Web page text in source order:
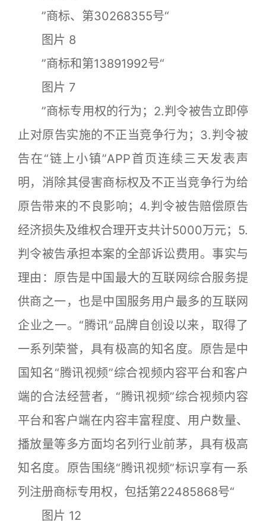
”商标、第30268355号“
图片 8
”商标和第13891992号“
图片 7
”商标专用权的行为；2.判令被告立即停
止对原告实施的不正当竞争行为；3.判令被
告在“链上小镇”APP首页连续三天发表声
明，消除其侵害商标权及不正当竞争行为给
原告带来的不良影响；4.判令被告赔偿原告
经济损失及维权合理开支共计5000万元；5.
判令被告承担本案的全部诉讼费用。事实与
理由：原告是中国最大的互联网综合服务提
供商之一，也是中国服务用户最多的互联网
企业之一。“腾讯”品牌自创设以来，取得了
一系列荣誉，具有极高的知名度。原告是中
国知名“腾讯视频”综合视频内容平台和客户
端的合法经营者，“腾讯视频”综合视频内容
平台和客户端在内容丰富程度、用户数量、
播放量等多方面均名列行业前茅，具有极高
知名度。原告围绕“腾讯视频”标识享有一系
列注册商标专用权，包括第22485868号“
图片 12